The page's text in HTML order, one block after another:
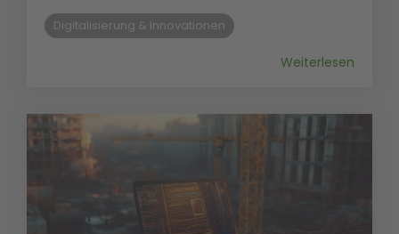
Digitalisierung & Innovationen
Weiterlesen